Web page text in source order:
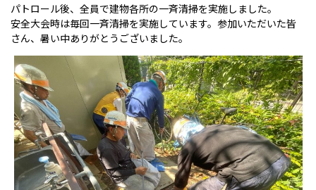
パトロール後、全員で建物各所の一斉清掃を実施しました。
安全大会時は毎回一斉清掃を実施しています。参加いただいた皆
さん、暑い中ありがとうございました。